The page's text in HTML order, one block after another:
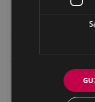
Eibarko Idazlanen